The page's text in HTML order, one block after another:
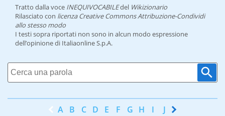
Tratto dalla voce INEQUIVOCABILEdel Wikizionario
Rilasciato con licenza Creative Commons Attribuzione-Condividi
allo stesso modo
I testi sopra riportati non sono in alcun modo espressione
dell’opinione di Italiaonline S.p.A.
A B C D E F G H I J K